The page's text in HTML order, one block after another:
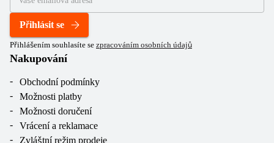
Přihlásit se
Přihlášením souhlasíte se zpracováním osobních údajů
Nakupování
Obchodní podmínky
Možnosti platby
Možnosti doručení
Vrácení a reklamace
Zvláštní režim prodeje